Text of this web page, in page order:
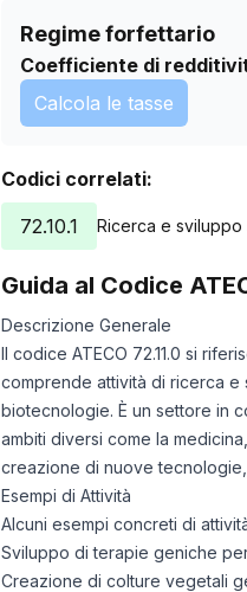
Regime forfettario
Coefficiente di
Calcola le tasse
Codici correlati:
72.10.1
Ricerca e
Guida al Codice
Descrizione Generale
Il codice ATECO 72.11.0 si
comprende attività di ricerca
biotecnologie. È un settore in
ambiti diversi come la
creazione di nuove
Esempi di Attività
Alcuni esempi concreti di
Sviluppo di terapie geniche
Creazione di colture vegetali